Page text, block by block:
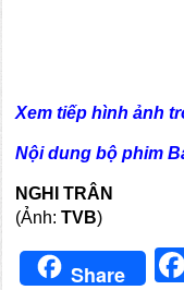
Xem tiếp hình ảnh
Nội dung bộ phim
NGHI TRÂN
(Ảnh:TVB)
Share